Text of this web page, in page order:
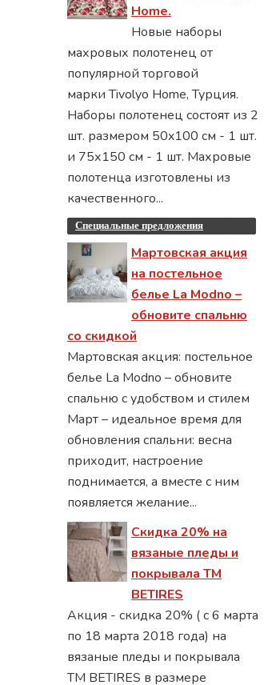
Home.
Новые наборы
махровых полотенец от
популярной торговой
марки Tivolyo Home, Турция.
Наборы полотенец состоят из 2
шт. размером 50x100 см - 1 шт.
и 75х150 см - 1 шт. Махровые
полотенца изготовлены из
качественного...
Специальные предложения
Мартовская акция
на постельное
белье La Modno –
обновите спальню
со скидкой
Мартовская акция: постельное
белье La Modno – обновите
спальню с удобством и стилем
Март – идеальное время для
обновления спальни: весна
приходит, настроение
поднимается, а вместе с ним
появляется желание...
Скидка 20% на
вязаные пледы и
покрывала ТМ
BETIRES
Акция - скидка 20% ( с 6 марта
по 18 марта 2018 года) на
вязаные пледы и покрывала
ТМ BETIRES в размере